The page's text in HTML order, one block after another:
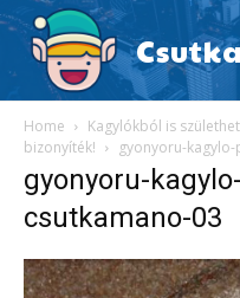
Home
Kagylókból is
bizonyíték!
gyonyoru-
gyonyoru-
csutkamano-03